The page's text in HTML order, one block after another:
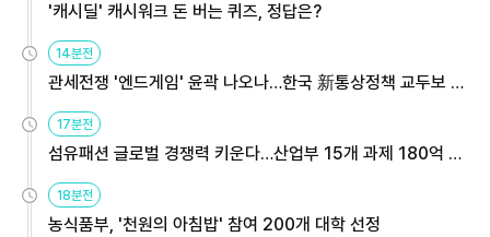
'캐시딜' 캐시워크 돈 버는 퀴즈, 정답은?
14분전
관세전쟁 '엔드게임' 윤곽 나오나…한국 新통상정책 교두보 활
용해야
17분전
섬유패션 글로벌 경쟁력 키운다…산업부 15개 과제 180억 지
원
18분전
농식품부, '천원의 아침밥' 참여 200개 대학 선정